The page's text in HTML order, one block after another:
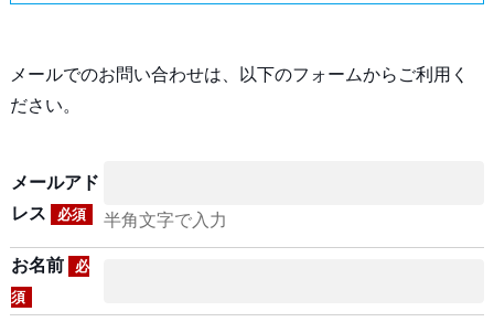
メールでのお問い合わせは、以下のフォームからご利用く
ださい。
メールアド
レス
必須 半角文字で入力
お名前
必
須